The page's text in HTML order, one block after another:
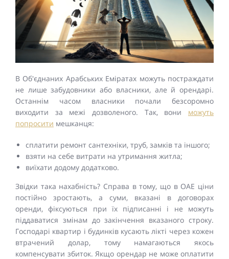
В Об'єднаних Арабських Еміратах можуть постраждати
не лише забудовники або власники, але й орендарі.
Останнім часом власники почали безсоромно
виходити за межі дозволеного. Так, вони можуть
попросити мешканця:
сплатити ремонт сантехніки, труб, замків та іншого;
взяти на себе витрати на утримання житла;
виїхати додому додатково.
Звідки така нахабність? Справа в тому, що в ОАЕ ціни
постійно зростають, а суми, вказані в договорах
оренди, фіксуються при їх підписанні і не можуть
піддаватися змінам до закінчення вказаного строку.
Господарі квартир і будинків кусають лікті через кожен
втрачений долар, тому намагаються якось
компенсувати збиток. Якщо орендар не може оплатити